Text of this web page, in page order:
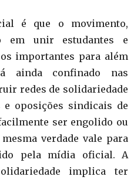
é que o movimento,
em unir estudantes e
importantes para além
ainda confinado nas
redes de solidariedade
oposições sindicais de
ser engolido ou
verdade vale para
pela mídia oficial. A
implica ter